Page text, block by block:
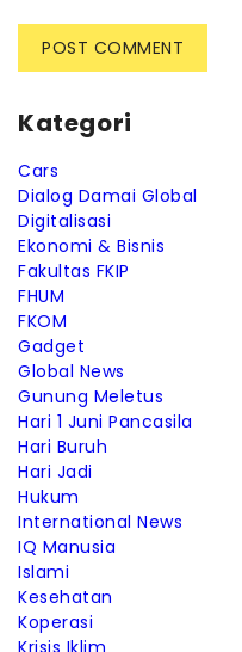
Kategori
Cars
Dialog Damai Global
Digitalisasi
Ekonomi & Bisnis
Fakultas FKIP
FHUM
FKOM
Gadget
Global News
Gunung Meletus
Hari 1 Juni Pancasila
Hari Buruh
Hari Jadi
Hukum
International News
IQ Manusia
Islami
Kesehatan
Koperasi
Krisis Iklim